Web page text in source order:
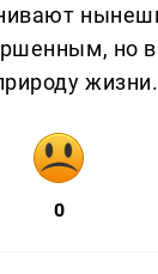
но
жизни.
0